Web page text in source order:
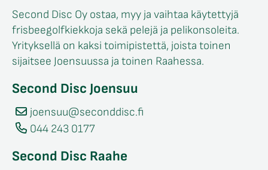
Second Disc Oy ostaa, myy ja vaihtaa käytettyjä
frisbeegolfkiekkoja sekä pelejä ja pelikonsoleita.
Yrityksellä on kaksi toimipistettä, joista toinen
sijaitsee Joensuussa ja toinen Raahessa.
Second Disc Joensuu
joensuu@seconddisc.fi
044 243 0177
Second Disc Raahe